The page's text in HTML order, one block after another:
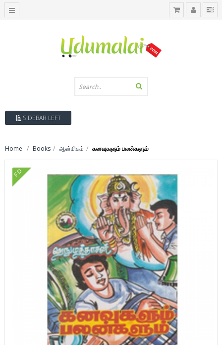
SIDEBAR LEFT
Home Books ஆன்மிகம் கனவுகளும் பலன்களும்
FD